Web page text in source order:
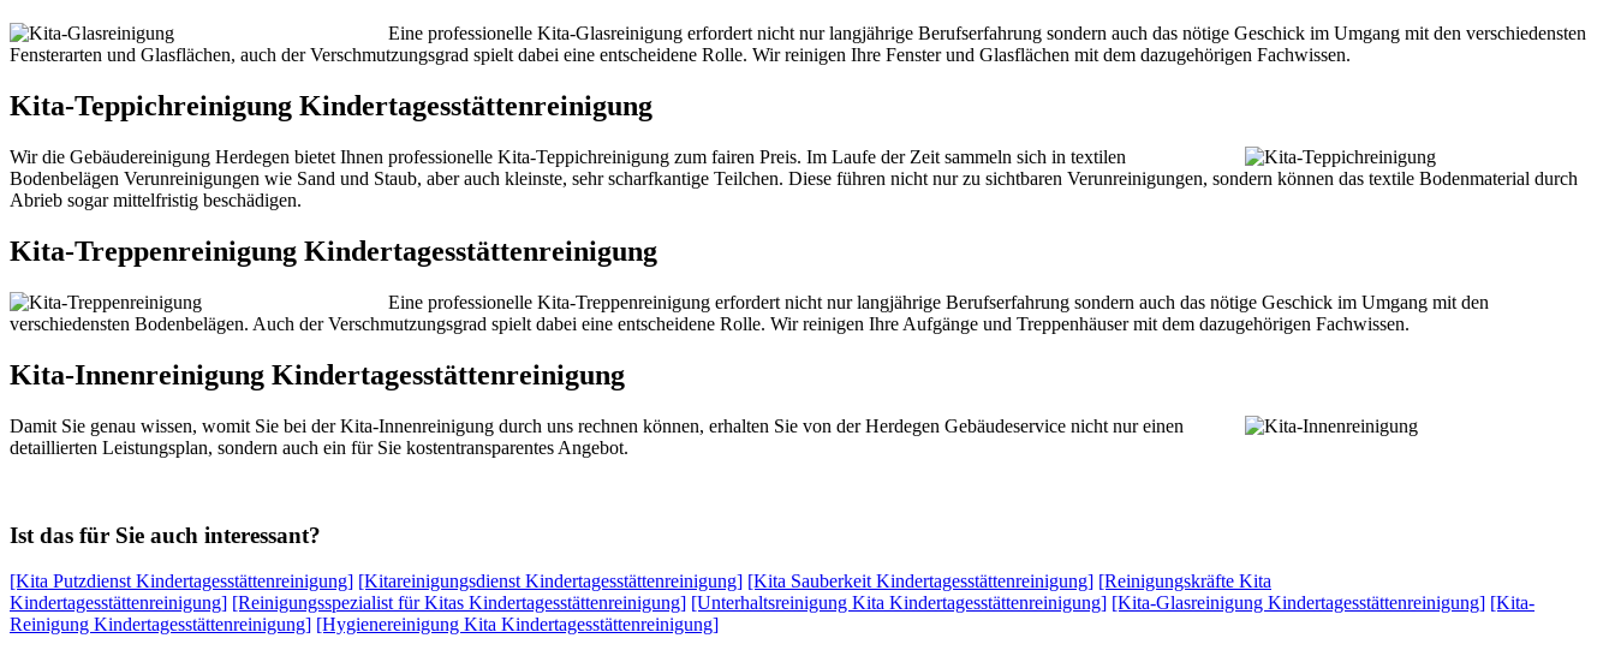
Eine professionelle Kita-Glasreinigung erfordert nicht nur langjährige Berufserfahrung sondern auch das nötige Geschick im Umgang mit den verschiedensten
Fensterarten und Glasflächen, auch der Verschmutzungsgrad spielt dabei eine entscheidene Rolle. Wir reinigen Ihre Fenster und Glasflächen mit dem dazugehörigen Fachwissen.
Kita-Teppichreinigung Kindertagesstättenreinigung
Wir die Gebäudereinigung Herdegen bietet Ihnen professionelle Kita-Teppichreinigung zum fairen Preis. Im Laufe der Zeit sammeln sich in textilen
Bodenbelägen Verunreinigungen wie Sand und Staub, aber auch kleinste, sehr scharfkantige Teilchen. Diese führen nicht nur zu sichtbaren Verunreinigungen, sondern können das textile Bodenmaterial durch
Abrieb sogar mittelfristig beschädigen.
Kita-Treppenreinigung Kindertagesstättenreinigung
Eine professionelle Kita-Treppenreinigung erfordert nicht nur langjährige Berufserfahrung sondern auch das nötige Geschick im Umgang mit den
verschiedensten Bodenbelägen. Auch der Verschmutzungsgrad spielt dabei eine entscheidene Rolle. Wir reinigen Ihre Aufgänge und Treppenhäuser mit dem dazugehörigen Fachwissen.
Kita-Innenreinigung Kindertagesstättenreinigung
Damit Sie genau wissen, womit Sie bei der Kita-Innenreinigung durch uns rechnen können, erhalten Sie von der Herdegen Gebäudeservice nicht nur einen
detaillierten Leistungsplan, sondern auch ein für Sie kostentransparentes Angebot.
Ist das für Sie auch interessant?
[Kita Putzdienst Kindertagesstättenreinigung] [Kitareinigungsdienst Kindertagesstättenreinigung] [Kita Sauberkeit Kindertagesstättenreinigung] [Reinigungskräfte Kita
Kindertagesstättenreinigung] [Reinigungsspezialist für Kitas Kindertagesstättenreinigung] [Unterhaltsreinigung Kita Kindertagesstättenreinigung] [Kita-Glasreinigung Kindertagesstättenreinigung] [Kita-
Reinigung Kindertagesstättenreinigung] [Hygienereinigung Kita Kindertagesstättenreinigung]